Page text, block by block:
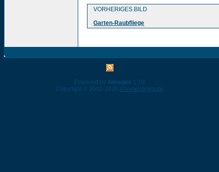
VORHERIGES BILD
Garten-Raubfliege
Powered by 4images 1.10
Copyright © 2002-2026 4homepages.de